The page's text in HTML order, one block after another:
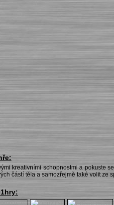
kreativními schopnostmi a pokuste
částí těla a samozřejmě také volit ze